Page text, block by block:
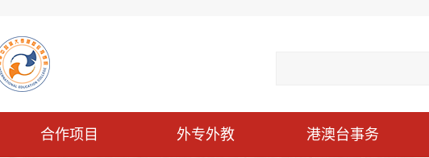
合作项目 外专外教 港澳台事务